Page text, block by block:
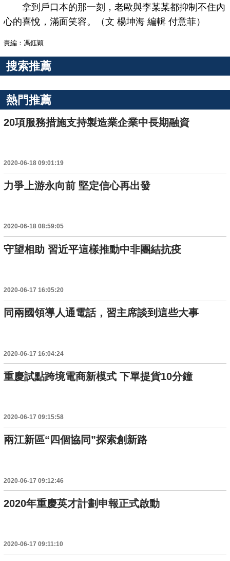
拿到戶口本的那一刻，老歐與李某某都抑制不住內
心的喜悅，滿面笑容。（文 楊坤海 編輯 付意菲）
責編：馮鈺穎
搜索推薦
熱門推薦
20項服務措施支持製造業企業中長期融資
2020-06-18 09:01:19
力爭上游永向前 堅定信心再出發
2020-06-18 08:59:05
守望相助 習近平這樣推動中非團結抗疫
2020-06-17 16:05:20
同兩國領導人通電話，習主席談到這些大事
2020-06-17 16:04:24
重慶試點跨境電商新模式 下單提貨10分鐘
2020-06-17 09:15:58
兩江新區“四個協同”探索創新路
2020-06-17 09:12:46
2020年重慶英才計劃申報正式啟動
2020-06-17 09:11:10